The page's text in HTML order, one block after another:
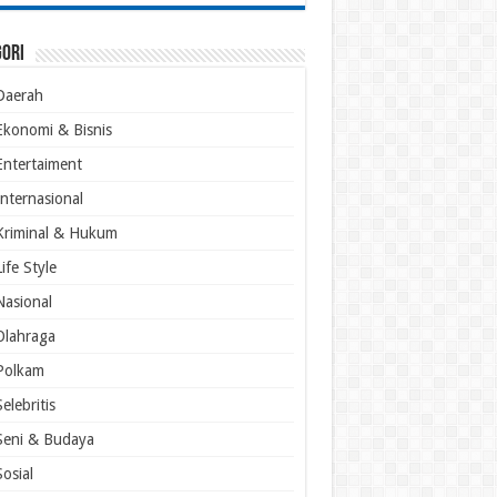
& Bisnis
& Hukum
Style
& Budaya